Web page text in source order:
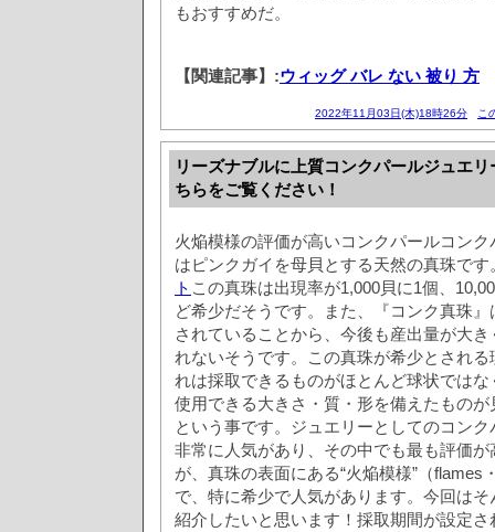
もおすすめだ。
【関連記事】:ウィッグ バレ ない 被り 方
2022年11月03日(木)18時26分 こ
リーズナブルに上質コンクパールジュエ
ちらをご覧ください！
火焔模様の評価が高いコンクパールコン
はピンクガイを母貝とする天然の真珠です
ト この真珠は出現率が1,000貝に1個、
ど希少だそうです。また、『コンク真珠
されていることから、今後も産出量が大
れないそうです。この真珠が希少とされ
れは採取できるものがほとんど球状では
使用できる大きさ・質・形を備えたもの
という事です。ジュエリーとしてのコン
非常に人気があり、その中でも最も評価
が、真珠の表面にある“火焔模様”（flames
で、特に希少で人気があります。今回は
紹介したいと思います！採取期間が設定